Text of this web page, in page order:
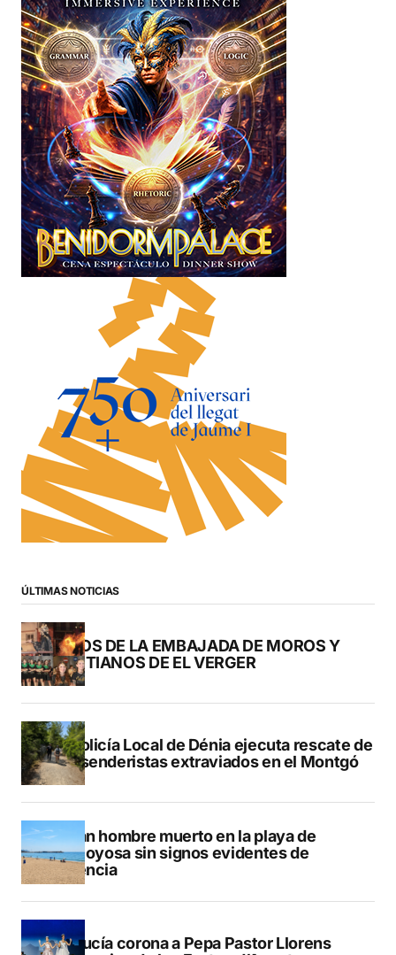
ÚLTIMAS NOTICIAS
FOTOS DE LA EMBAJADA DE MOROS Y
CRISTIANOS DE EL VERGER
La Policía Local de Dénia ejecuta rescate de
dos senderistas extraviados en el Montgó
Hallan hombre muerto en la playa de
Villajoyosa sin signos evidentes de
violencia
La Nucía corona a Pepa Pastor Llorens